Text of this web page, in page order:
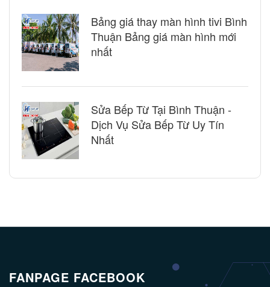
Bảng giá thay màn hình tivi Bình
Thuận Bảng giá màn hình mới
nhất
Sửa Bếp Từ Tại Bình Thuận -
Dịch Vụ Sửa Bếp Từ Uy Tín
Nhất
FANPAGE FACEBOOK